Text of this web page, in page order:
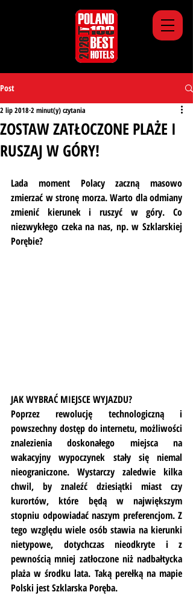
Post
ZOSTAW ZATŁOCZONE PLAŻE I
RUSZAJ W GÓRY!
2 lip 20182 minut(y) czytania
Lada moment Polacy zaczną masowo
zmierzać w stronę morza. Warto dla odmiany
zmienić kierunek i ruszyć w góry. Co
niezwykłego czeka na nas, np. w Szklarskiej
Porębie?
JAK WYBRAĆ MIEJSCE WYJAZDU?
Poprzez rewolucję technologiczną i
powszechny dostęp do internetu, możliwości
znalezienia doskonałego miejsca na
wakacyjny wypoczynek stały się niemal
nieograniczone. Wystarczy zaledwie kilka
chwil, by znaleźć dziesiątki miast czy
kurortów, które będą w największym
stopniu odpowiadać naszym preferencjom. Z
tego względu wiele osób stawia na kierunki
nietypowe, dotychczas nieodkryte i z
pewnością mniej zatłoczone niż nadbałtycka
plaża w środku lata. Taką perełką na mapie
Polski jest Szklarska Poręba.